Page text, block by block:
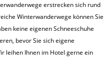
erstrecken sich rund
Winterwanderwege können Sie
keine eigenen Schneeschuhe
bevor Sie sich eigene
leihen Ihnen im Hotel gerne ein